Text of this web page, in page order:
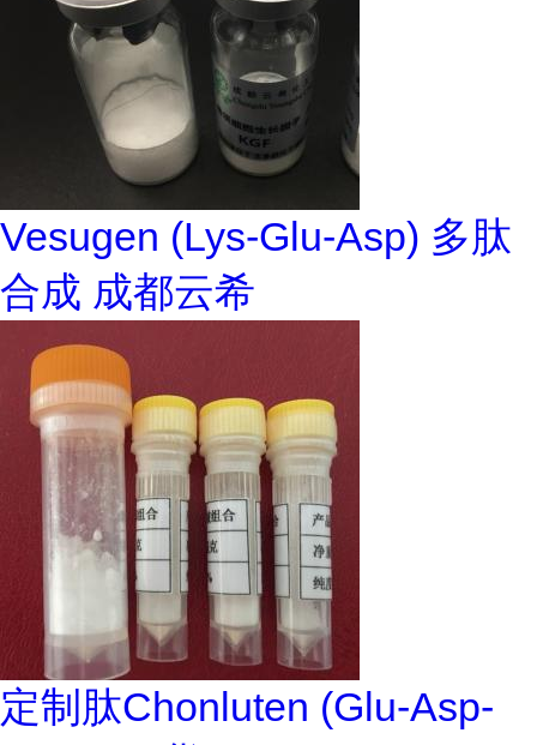
Vesugen (Lys-Glu-Asp) 多肽
合成 成都云希
定制肽Chonluten (Glu-Asp-